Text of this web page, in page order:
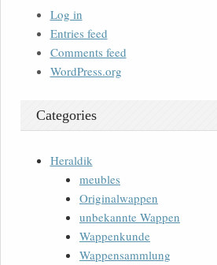
Log in
Entries feed
Comments feed
WordPress.org
Categories
Heraldik
meubles
Originalwappen
unbekannte Wappen
Wappenkunde
Wappensammlung